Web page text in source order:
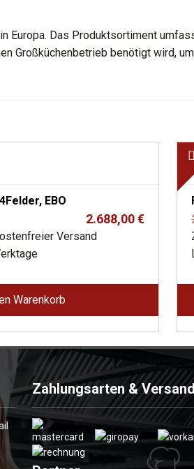
Europa. Das Produktsortiment
Großküchenbetrieb benötigt wird,
EBO
2.688,00€
Versand
Warenkorb
Zahlungsarten &